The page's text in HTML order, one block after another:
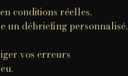
conditions réelles,
un débriefing personnalisé.
vos erreurs